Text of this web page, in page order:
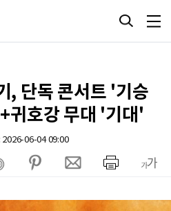
, 단독 콘서트 '기승
호강 무대 '기대'
2026-06-04 09:00